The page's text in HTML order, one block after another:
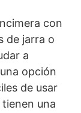
con
de jarra o
a
opción
de usar
una